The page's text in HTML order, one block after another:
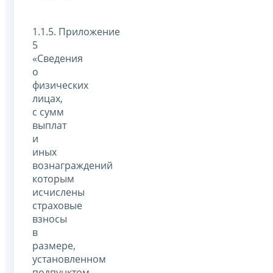
1.1.5. Приложение
5
«Сведения
о
физических
лицах,
с сумм
выплат
и
иных
вознаграждений
которым
исчислены
страховые
взносы
в
размере,
установленном